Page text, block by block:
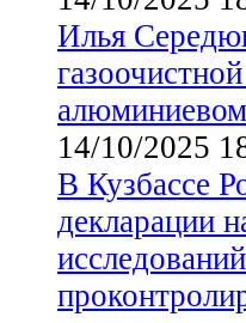
Илья
14/10/2025
В Кузбассе
декларации